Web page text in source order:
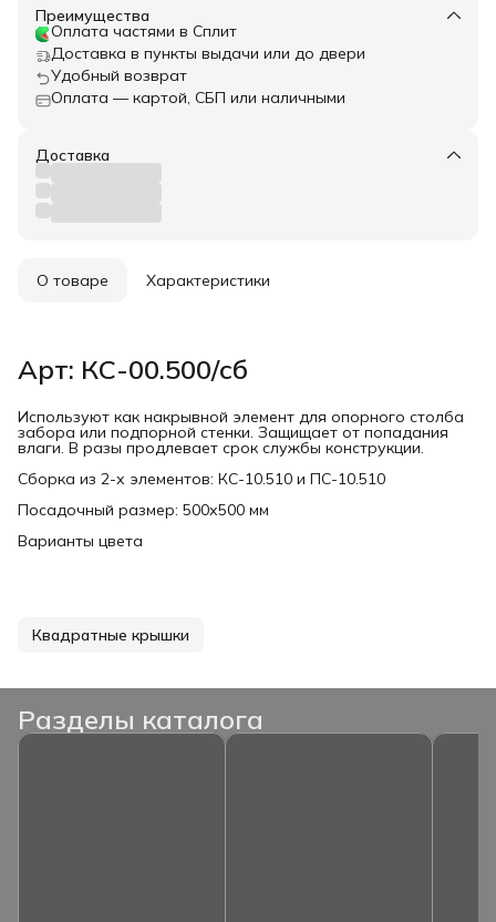
Преимущества
Оплата частями в Сплит
Доставка в пункты выдачи или до двери
Удобный возврат
Оплата — картой, СБП или наличными
Доставка
О товаре Характеристики
Арт: КС-00.500/сб
Используют как накрывной элемент для опорного столба
забора или подпорной стенки. Защищает от попадания
влаги. В разы продлевает срок службы конструкции.
Сборка из 2-х элементов: КС-10.510 и ПС-10.510
Посадочный размер: 500х500 мм
Варианты цвета
Квадратные крышки
Разделы каталога